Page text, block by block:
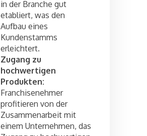
in der Branche gut
etabliert, was den
Aufbau eines
Kundenstamms
erleichtert.
Zugang zu
hochwertigen
Produkten:
Franchisenehmer
profitieren von der
Zusammenarbeit mit
einem Unternehmen, das